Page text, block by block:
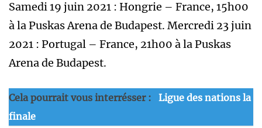
Samedi 19 juin 2021 : Hongrie – France, 15h00
à la Puskas Arena de Budapest. Mercredi 23 juin
2021 : Portugal – France, 21h00 à la Puskas
Arena de Budapest.
Cela pourrait vous interrésser :
Ligue des nations la
finale